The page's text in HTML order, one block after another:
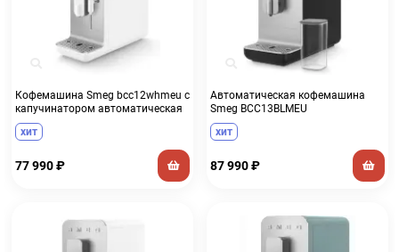
Кофемашина Smeg bcc12whmeu с
капучинатором автоматическая
хит
77 990₽
Автоматическая кофемашина
Smeg BCC13BLMEU
хит
87 990₽